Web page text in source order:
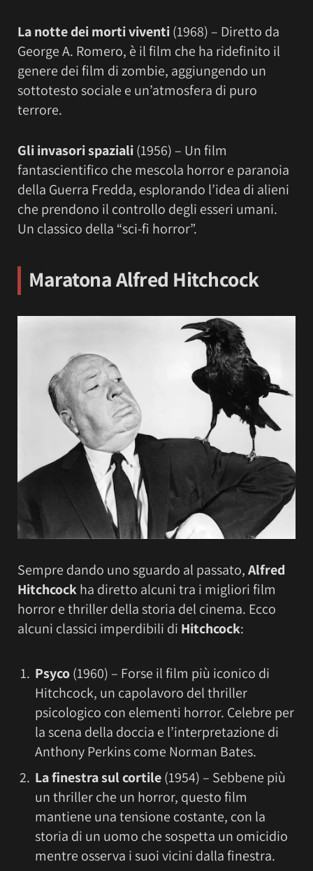
La notte dei morti viventi(1968) – Diretto da
George A. Romero, è il film che ha ridefinito il
genere dei film di zombie, aggiungendo un
sottotesto sociale e un’atmosfera di puro
terrore.
Gli invasori spaziali(1956) – Un film
fantascientifico che mescola horror e paranoia
della Guerra Fredda, esplorando l’idea di alieni
che prendono il controllo degli esseri umani.
Un classico della “sci-fi horror”.
Maratona Alfred Hitchcock
Sempre dando uno sguardo al passato,Alfred
Hitchcockha diretto alcuni tra i migliori film
horror e thriller della storia del cinema. Ecco
alcuni classici imperdibili di Hitchcock:
Psyco(1960) – Forse il film più iconico di
Hitchcock, un capolavoro del thriller
psicologico con elementi horror. Celebre per
la scena della doccia e l’interpretazione di
Anthony Perkins come Norman Bates.
La finestra sul cortile(1954) – Sebbene più
un thriller che un horror, questo film
mantiene una tensione costante, con la
storia di un uomo che sospetta un omicidio
mentre osserva i suoi vicini dalla finestra.